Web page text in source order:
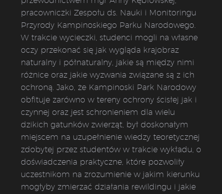
pracowniczki Zespołu ds. Nauki i Monitoringu
Przyrody Kampinoskiego Parku Narodowego.
W trakcie wycieczki, studenci mogli na własne
oczy przekonać się jak wygląda krajobraz
naturalny i półnaturalny, jakie są między nimi
różnice oraz jakie wyzwania związane są z ich
ochroną. Jako, że Kampinoski Park Narodowy
obfituje zarówno w tereny ochrony ścisłej jak i
czynnej oraz jest schronieniem dla wielu
dzikich gatunków zwierząt, był doskonałym
miejscem na uzupełnienie wiedzy teoretycznej
zdobytej przez studentów w trakcie wykładu, o
doświadczenia praktyczne, które pozwoliły
uczestnikom na zrozumienie w jakim kierunku
mogłyby zmierzać działania rewildingu i jakie